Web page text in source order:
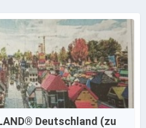
Deutschland (zu